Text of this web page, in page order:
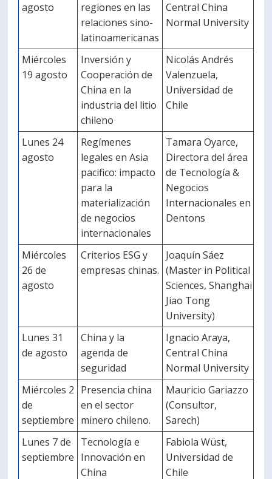
agosto
regiones en las
relaciones sino-
latinoamericanas
Central China
Normal University
Miércoles
19 agosto
Inversión y
Cooperación de
China en la
industria del litio
chileno
Nicolás Andrés
Valenzuela,
Universidad de
Chile
Lunes 24
agosto
Regímenes
legales en Asia
pacifico: impacto
para la
materialización
de negocios
internacionales
Tamara Oyarce,
Directora del área
de Tecnología &
Negocios
Internacionales en
Dentons
Miércoles
26 de
agosto
Criterios ESG y
empresas chinas.
Joaquín Sáez
(Master in Political
Sciences, Shanghai
Jiao Tong
University)
Lunes 31
de agosto
China y la
agenda de
seguridad
Ignacio Araya,
Central China
Normal University
Miércoles 2
de
septiembre
Presencia china
en el sector
minero chileno.
Mauricio Gariazzo
(Consultor,
Sarech)
Lunes 7 de
septiembre
Tecnología e
Innovación en
China
Fabiola Wüst,
Universidad de
Chile